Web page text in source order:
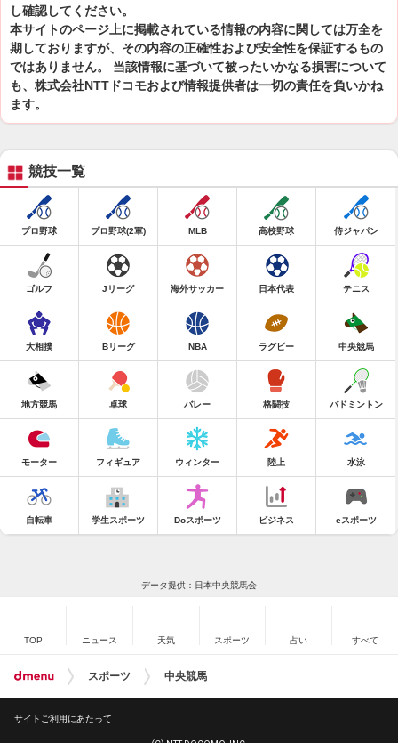
し確認してください。
本サイトのページ上に掲載されている情報の内容に関しては万全を
期しておりますが、その内容の正確性および安全性を保証するもの
ではありません。 当該情報に基づいて被ったいかなる損害について
も、株式会社NTTドコモおよび情報提供者は一切の責任を負いかね
ます。
競技一覧
プロ野球 プロ野球(2軍) MLB 高校野球 侍ジャパン
ゴルフ Jリーグ 海外サッカー 日本代表 テニス
大相撲 Bリーグ NBA ラグビー 中央競馬
地方競馬 卓球 バレー 格闘技 バドミントン
モーター フィギュア ウィンター 陸上 水泳
自転車 学生スポーツ Doスポーツ ビジネス eスポーツ
データ提供：日本中央競馬会
TOP ニュース 天気 スポーツ 占い すべて
スポーツ 中央競馬
サイトご利用にあたって